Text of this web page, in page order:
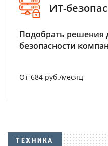
ИТ-
Подобрать
безопасности
От 684 руб./месяц
ТЕХНИКА